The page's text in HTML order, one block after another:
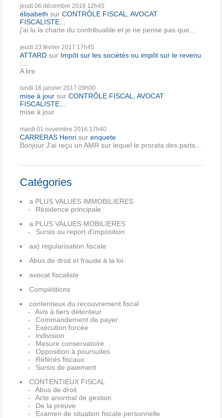
jeudi 06 décembre 2018 12h45
élisabeth sur CONTRÔLE FISCAL, AVOCAT
FISCALISTE...
j'ai lu la charte du contribuable et je ne pense pas que...
jeudi 23 février 2017 17h45
ATTARD sur Impôt sur les sociétés ou impôt sur le revenu
:...
A lire
lundi 16 janvier 2017 09h00
mise à jour sur CONTRÔLE FISCAL, AVOCAT
FISCALISTE...
mise à jour
mardi 01 novembre 2016 17h40
CARRERAS Henri sur enquete
Bonjour J'ai reçu un AMR sur lequel le prorata des parts...
Catégories
a PLUS VALUES IMMOBILIERES
Résidence principale
a PLUS VALUES MOBILIERES
Sursis ou report d'imposition
aa) regularisation fiscale
Abus de droit et fraude à la loi
avocat fiscaliste
Compétitions
contentieux du recouvrement fiscal
Avis à tiers détenteur
Commandement de payer
Exécution forcée
indivision
Mesure conservatoire
Opposition à poursuites
Référés fiscaux
Sursis de paiement
CONTENTIEUX FISCAL
Abus de droit
Acte anormal de gestion
De la preuve
Examen de situation fiscale personnelle